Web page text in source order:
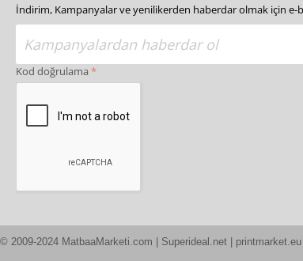
İndirim, Kampanyalar ve yenilikerden haberdar olmak için
Kod doğrulama
© 2009-2024 MatbaaMarketi.com | Superideal.net |